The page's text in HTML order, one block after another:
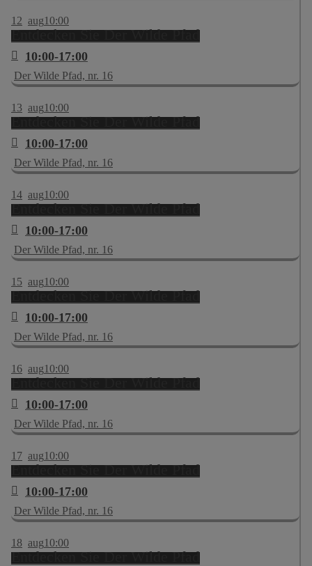
12 aug10:00
Entdecken Sie Der Wilde Pfad
10:00-17:00
Der Wilde Pfad, nr. 16
13 aug10:00
Entdecken Sie Der Wilde Pfad
10:00-17:00
Der Wilde Pfad, nr. 16
14 aug10:00
Entdecken Sie Der Wilde Pfad
10:00-17:00
Der Wilde Pfad, nr. 16
15 aug10:00
Entdecken Sie Der Wilde Pfad
10:00-17:00
Der Wilde Pfad, nr. 16
16 aug10:00
Entdecken Sie Der Wilde Pfad
10:00-17:00
Der Wilde Pfad, nr. 16
17 aug10:00
Entdecken Sie Der Wilde Pfad
10:00-17:00
Der Wilde Pfad, nr. 16
18 aug10:00
Entdecken Sie Der Wilde Pfad